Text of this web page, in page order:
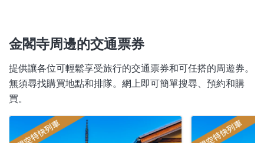
金閣寺周邊的交通票券
提供讓各位可輕鬆享受旅行的交通票券和可任搭的周遊券。
無須尋找購買地點和排隊。網上即可簡單搜尋、預約和購
買。